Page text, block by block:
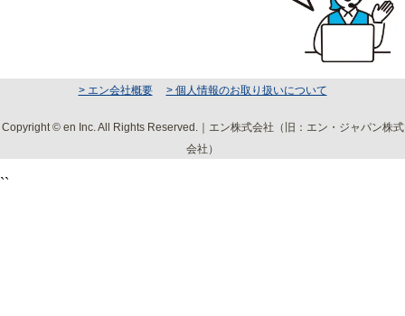
> エン会社概要 > 個人情報のお取り扱いについて
Copyright © en Inc. All Rights Reserved.｜エン株式会社（旧：エン・ジャパン株式
会社）
``